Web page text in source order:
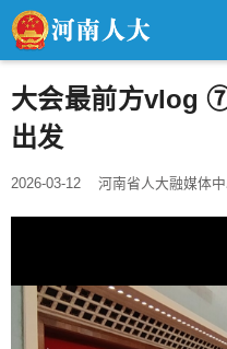
大会最前方vlog
出发
2026-03-12 河南省人大融媒体